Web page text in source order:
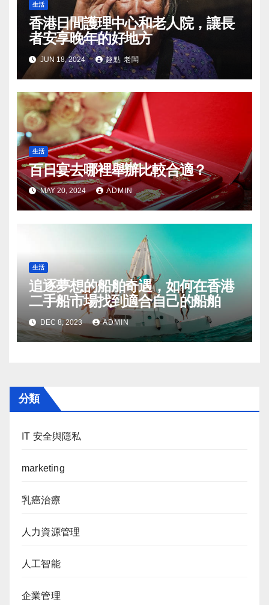
生活
香港日間護理中心和老人院，讓長
者安享晚年的好地方
JUN 18, 2024 趣點 老闆
生活
百日宴去哪裡舉辦比較合適？
MAY 20, 2024 ADMIN
生活
追逐夢想的船舶奇遇，如何在香港
二手船市場找到適合自己的船舶
DEC 8, 2023 ADMIN
分類
IT 安全與隱私
marketing
乳癌治療
人力資源管理
人工智能
企業管理